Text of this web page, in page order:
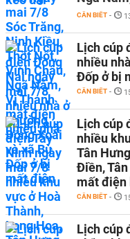
CẦN BIẾT -
Lịch cúp
nhiều
Đốp ở bị
CẦN BIẾT -
Lịch cúp
nhiều
Tân
Điền,
mất điện
CẦN BIẾT -
Lịch cúp